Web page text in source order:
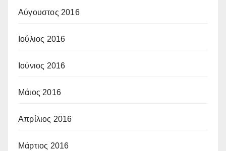
Αύγουστος 2016
Ιούλιος 2016
Ιούνιος 2016
Μάιος 2016
Απρίλιος 2016
Μάρτιος 2016